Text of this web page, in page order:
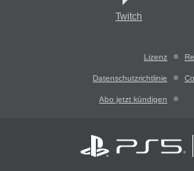
Twitch
Lizenz
Datenschutzrichtlinie
Abo jetzt kündigen